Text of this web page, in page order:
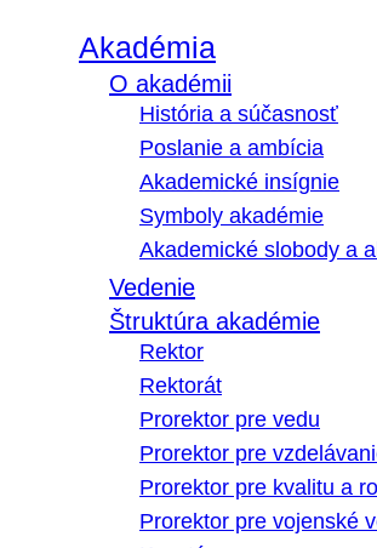
Akadémia
O akadémii
História a súčasnosť
Poslanie a ambícia
Akademické insígnie
Symboly akadémie
Akademické slobody a
Vedenie
Štruktúra akadémie
Rektor
Rektorát
Prorektor pre vedu
Prorektor pre
Prorektor pre kvalitu a
Prorektor pre vojenské